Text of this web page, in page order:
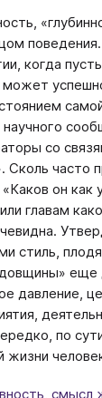
когда
может
со
часто
он как
главам
стиль,
еще
давление,
по
жизни
смысл